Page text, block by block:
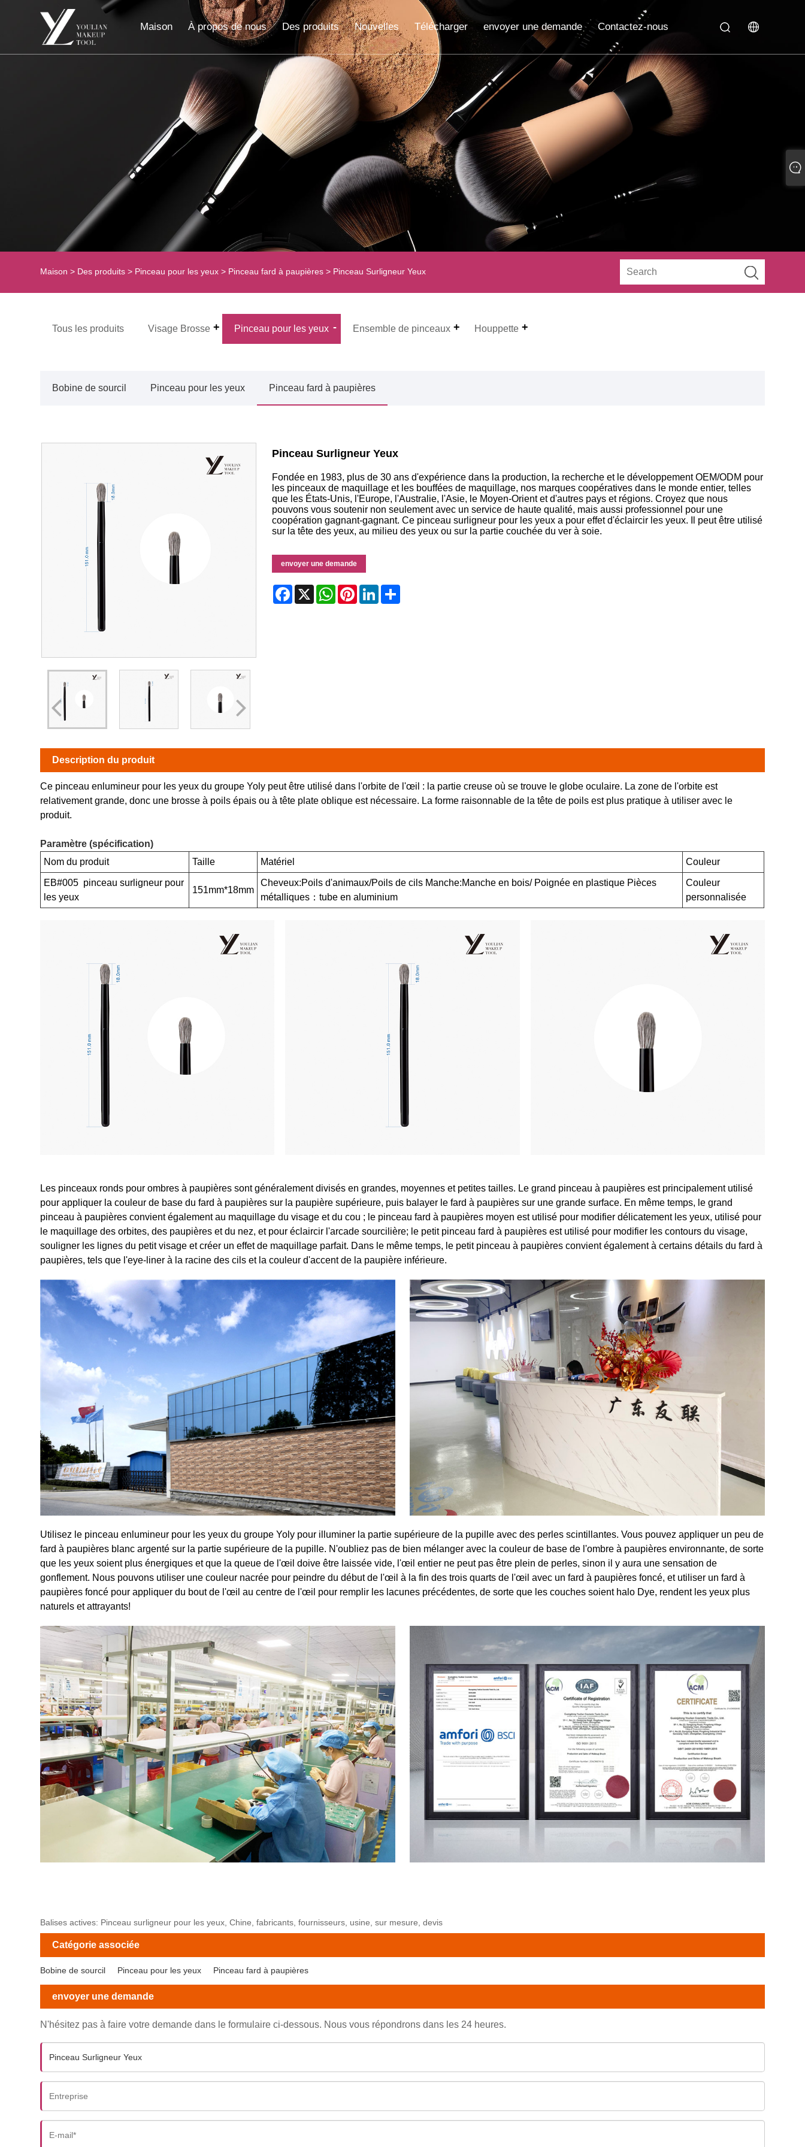
Maison À propos de nous Des produits Nouvelles Télécharger envoyer une demande Contactez-nous
Maison > Des produits > Pinceau pour les yeux > Pinceau fard à paupières > Pinceau Surligneur Yeux
Tous les produits Visage Brosse Pinceau pour les yeux Ensemble de pinceaux Houppette
Bobine de sourcil Pinceau pour les yeux Pinceau fard à paupières
Pinceau Surligneur Yeux
Fondée en 1983, plus de 30 ans d'expérience dans la production, la recherche et le développement OEM/ODM pour
les pinceaux de maquillage et les bouffées de maquillage, nos marques coopératives dans le monde entier, telles
que les États-Unis, l'Europe, l'Australie, l'Asie, le Moyen-Orient et d'autres pays et régions. Croyez que nous
pouvons vous soutenir non seulement avec un service de haute qualité, mais aussi professionnel pour une
coopération gagnant-gagnant. Ce pinceau surligneur pour les yeux a pour effet d'éclaircir les yeux. Il peut être utilisé
sur la tête des yeux, au milieu des yeux ou sur la partie couchée du ver à soie.
envoyer une demande
Facebook
X WhatsApp
PinterestLinkedIn
Description du produit
Ce pinceau enlumineur pour les yeux du groupe Yoly peut être utilisé dans l'orbite de l'œil : la partie creuse où se trouve le globe oculaire. La zone de l'orbite est
relativement grande, donc une brosse à poils épais ou à tête plate oblique est nécessaire. La forme raisonnable de la tête de poils est plus pratique à utiliser avec le
produit.
Paramètre (spécification)
Nom du produit
Taille Matériel Couleur
EB#005 pinceau surligneur pour
les yeux
151mm*18mm
Cheveux:Poils d'animaux/Poils de cils Manche:Manche en bois/ Poignée en plastique Pièces
métalliques：tube en aluminium
Couleur
personnalisée
Les pinceaux ronds pour ombres à paupières sont généralement divisés en grandes, moyennes et petites tailles. Le grand pinceau à paupières est principalement utilisé
pour appliquer la couleur de base du fard à paupières sur la paupière supérieure, puis balayer le fard à paupières sur une grande surface. En même temps, le grand
pinceau à paupières convient également au maquillage du visage et du cou ; le pinceau fard à paupières moyen est utilisé pour modifier délicatement les yeux, utilisé pour
le maquillage des orbites, des paupières et du nez, et pour éclaircir l'arcade sourcilière; le petit pinceau fard à paupières est utilisé pour modifier les contours du visage,
souligner les lignes du petit visage et créer un effet de maquillage parfait. Dans le même temps, le petit pinceau à paupières convient également à certains détails du fard à
paupières, tels que l'eye-liner à la racine des cils et la couleur d'accent de la paupière inférieure.
Utilisez le pinceau enlumineur pour les yeux du groupe Yoly pour illuminer la partie supérieure de la pupille avec des perles scintillantes. Vous pouvez appliquer un peu de
fard à paupières blanc argenté sur la partie supérieure de la pupille. N'oubliez pas de bien mélanger avec la couleur de base de l'ombre à paupières environnante, de sorte
que les yeux soient plus énergiques et que la queue de l'œil doive être laissée vide, l'œil entier ne peut pas être plein de perles, sinon il y aura une sensation de
gonflement. Nous pouvons utiliser une couleur nacrée pour peindre du début de l'œil à la fin des trois quarts de l'œil avec un fard à paupières foncé, et utiliser un fard à
paupières foncé pour appliquer du bout de l'œil au centre de l'œil pour remplir les lacunes précédentes, de sorte que les couches soient halo Dye, rendent les yeux plus
naturels et attrayants!
Balises actives: Pinceau surligneur pour les yeux, Chine, fabricants, fournisseurs, usine, sur mesure, devis
Catégorie associée
Bobine de sourcil Pinceau pour les yeux Pinceau fard à paupières
envoyer une demande
N'hésitez pas à faire votre demande dans le formulaire ci-dessous. Nous vous répondrons dans les 24 heures.